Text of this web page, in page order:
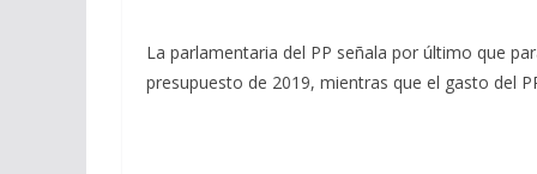
La parlamentaria del PP señala por último que
presupuesto de 2019, mientras que el gasto del